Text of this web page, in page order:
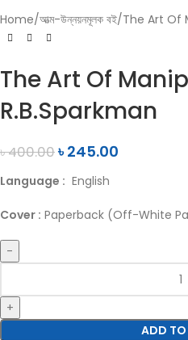
Home আত্ম-উন্নয়নমূলক বই The Art Of
The Art Of
R.B.Sparkman
৳400.00৳245.00
Language : English
Cover : Paperback (Off-White
ADD